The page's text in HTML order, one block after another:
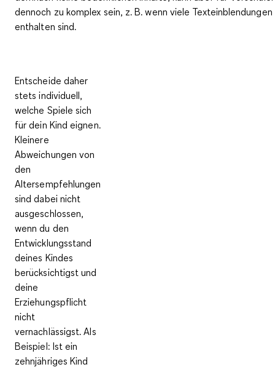
dennoch zu komplex sein, z. B. wenn viele Texteinblendungen
enthalten sind.
Entscheide daher
stets individuell,
welche Spiele sich
für dein Kind eignen.
Kleinere
Abweichungen von
den
Altersempfehlungen
sind dabei nicht
ausgeschlossen,
wenn du den
Entwicklungsstand
deines Kindes
berücksichtigst und
deine
Erziehungspflicht
nicht
vernachlässigst. Als
Beispiel: Ist ein
zehnjähriges Kind